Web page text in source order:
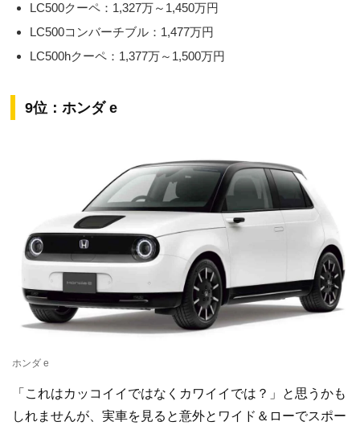
LC500クーペ：1,327万～1,450万円
LC500コンバーチブル：1,477万円
LC500hクーペ：1,377万～1,500万円
9位：ホンダ e
ホンダ e
「これはカッコイイではなくカワイイでは？」と思うかも
しれませんが、実車を見ると意外とワイド＆ローでスポー